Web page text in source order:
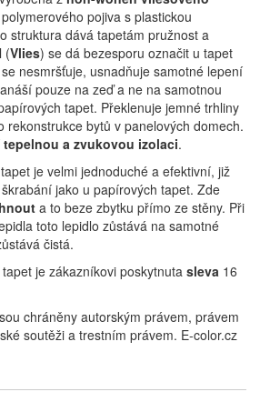
pojiva s plastickou
struktura dává tapetám pružnost a
(Vlies) se dá bezesporu označit u tapet
nesmršťuje, usnadňuje samotné lepení
pouze na zeď a ne na samotnou
tapet. Překlenuje jemné trhliny
rekonstrukce bytů v panelových domech.
tepelnou a zvukovou izolaci.
je velmi jednoduché a efektivní, již
jako u papírových tapet. Zde
a to beze zbytku přímo ze stěny. Při
toto lepidlo zůstává na samotné
čistá.
je zákazníkovi poskytnuta sleva 16
chráněny autorským právem, právem
soutěži a trestním právem. E-color.cz